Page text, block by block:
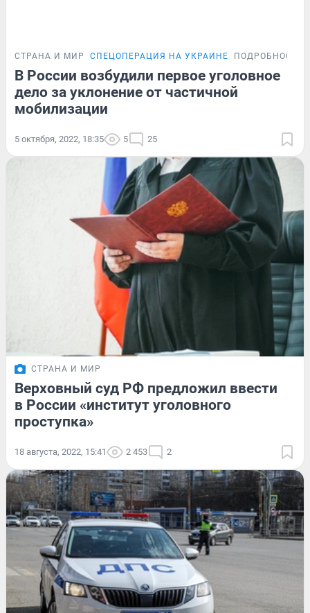
СТРАНА И МИР СПЕЦОПЕРАЦИЯ НА УКРАИНЕ ПОДРОБНОСТИ
В России возбудили первое уголовное
дело за уклонение от частичной
мобилизации
5 октября, 2022, 18:35 5 25
СТРАНА И МИР
Верховный суд РФ предложил ввести
в России «институт уголовного
проступка»
18 августа, 2022, 15:41 2 453 2